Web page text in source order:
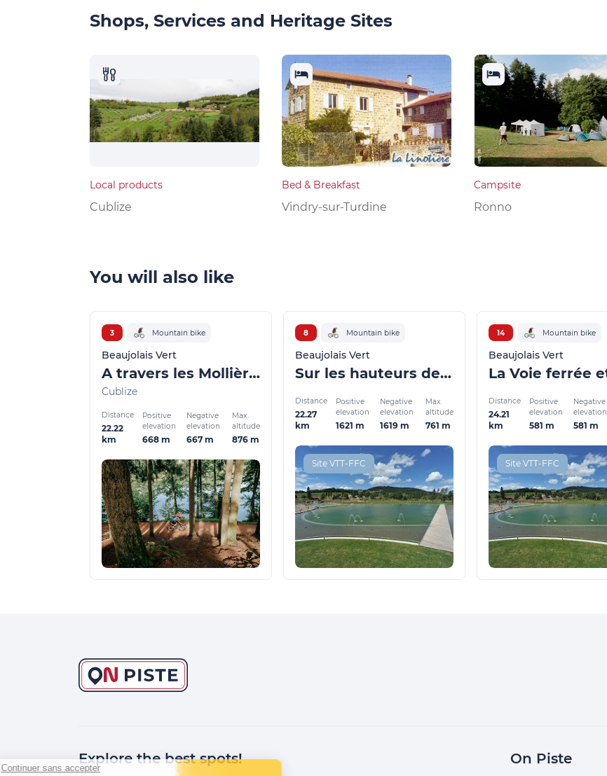
Shops, Services and Heritage Sites
Local products
Cublize
Bed & Breakfast
Vindry-sur-Turdine
Campsite
Ronno
You will also like
3 Mountain bike
Beaujolais Vert
A travers les Mollières
Cublize
Distance
22.22
km
Positive
elevation
668 m
Negative
elevation
667 m
Max.
altitude
876 m
8 Mountain bike
Beaujolais Vert
Sur les hauteurs de St Clément et Dième
Distance
22.27
km
Positive
elevation
1621 m
Negative
elevation
1619 m
Max.
altitude
761 m
Site VTT-FFC
14 Mountain bike
Beaujolais Vert
Distance
24.21
km
Positive
elevation
581 m
Negative
elevation
581 m
Site VTT-FFC
Explore the best spots! On Piste
Continuer sans accepter